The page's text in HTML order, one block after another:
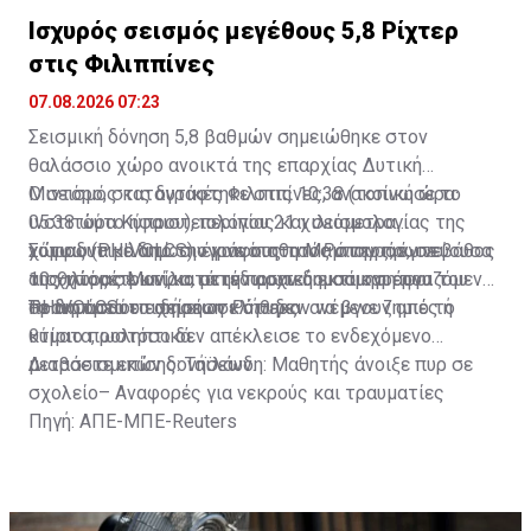
Ισχυρός σεισμός μεγέθους 5,8 Ρίχτερ
στις Φιλιππίνες
07.08.2026 07:23
Σεισμική δόνηση 5,8 βαθμών σημειώθηκε στον
θαλάσσιο χώρο ανοικτά της επαρχίας Δυτική
Μιντόρο, στις δυτικές Φιλιππίνες, ανακοίνωσε το
ινστιτούτο ηφαιστειολογίας και σεισμολογίας της
χώρας (PHIVOLCS)· έγινε αισθητός στην πρωτεύουσα
της χώρας Μανίλα, μετέδωσαν δημοσιογράφοι του
πρακτορείου ειδήσεωνΡόιτερς.
Ο σεισμός καταγράφτηκε στις 10:38 (τοπική ώρα·
05:38 ώρα Κύπρου), περίπου 21 χιλιόμετρα
νοτιοδυτικά από την κοινότητα Μαμπουράο, σε βάθος
10 χιλιομέτρων, κατά την αρχική εκτίμηση του
PHIVOLCS.
Σύμφωνα με δημοσιογράφους τουΡόιτερς, έγινε
αισθητός σε κτίρια στην πρωτεύουσα και εργαζόμενοι
σε δημόσια επιχείρηση κλήθηκαν να βγουν από το
κτίριο προληπτικά.
Το ινστιτούτο σημείωσε ότι δεν ανέμενε ζημιές ή
θύματα, ωστόσο δεν απέκλεισε το ενδεχόμενο
μετασεισμικών δονήσεων.
Διαβάστε επίσης:Ταϊλάνδη: Μαθητής άνοιξε πυρ σε
σχολείο– Αναφορές για νεκρούς και τραυματίες
Πηγή: ΑΠΕ-ΜΠΕ-Reuters